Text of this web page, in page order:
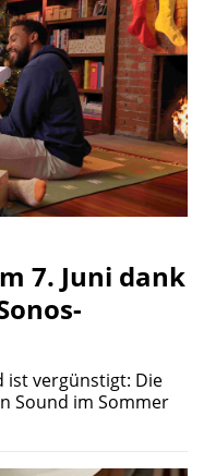
7. Juni dank
ist vergünstigt: Die
Sound im Sommer